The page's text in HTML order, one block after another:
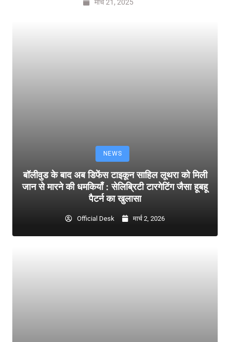
मार्च 21, 2025
NEWS
बॉलीवुड के बाद अब डिफेंस टाइकून साहिल लूथरा को मिली
जान से मारने की धमकियाँ : सेलिब्रिटी टारगेटिंग जैसा हूबहू
पैटर्न का खुलासा
Official Desk मार्च 2, 2026